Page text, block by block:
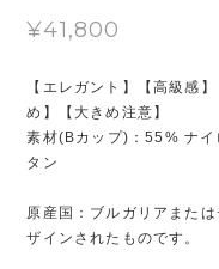
¥41,800
【エレガント】【高級感
め】【大きめ注意】
素材(Bカップ)：55% ナ
タン
原産国：ブルガリアまた
ザインされたものです。